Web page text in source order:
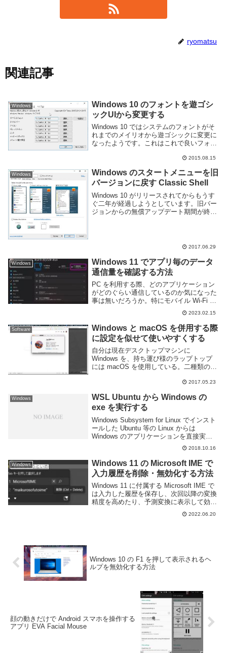
ryomatsu
関連記事
Windows
Windows 10 のフォントを遊ゴシ
ックUIから変更する
Windows 10 ではシステムのフォントがそ
れまでのメイリオから遊ゴシックに変更に
なったようです。これはこれで良いフォン
ちょっと汚かったり、ひらがなカタカナの
描画があまり好きでは無いのでメイリオに
戻...
2015.08.15
Windows
Windows のスタートメニューを旧
バージョンに戻す Classic Shell
Windows 10 がリリースされてからもうす
ぐ二年が経過しようとしています。旧バー
ジョンからの無償アップデート期間が終了
2017.06.29
Windows
Windows 11 でアプリ毎のデータ
通信量を確認する方法
PC を利用する際、どのアプリケーション
がどのぐらい通信しているのか気になった
事は無いだろうか。特にモバイル Wi-Fi ル
ーターやテザリングのように通信量に制限
のある環境ではどのぐらい通信を行ってい
るかは把握しておいたほうが良い。Wind...
2023.02.15
Software
Windows と macOS を併用する際
に設定を似せて使いやすくする
自分は現在デスクトップマシンに
Windows を、持ち運び様のラップトップ
には macOS を使用している。二種類の
く寄せると混乱無く利用でき楽ではない
にどの...
2017.05.23
Windows
WSL Ubuntu から Windows の
exe を実行する
Windows Subsystem for Linux でインスト
ールした Ubuntu 等の Linux からは
Windows のアプリケーションを直接実行
する事ができる。例えばメモ帳を実行した
ければ以下のように notepad.exe...
2018.10.16
Windows
Windows 11 の Microsoft IME で
入力履歴を削除・無効化する方法
Windows 11 に付属する Microsoft IME で
は入力した履歴を保存し、次回以降の変換
精度を高めたり、予測変換に表示して効率
よく変換する事が可能となっている。しか
し、間違えて入力したものもそのまま表示
2022.06.20
Windows 10 の F1 を押して表示されるヘ
ルプを無効化する方法
顔の動きだけで Android スマホを操作する
アプリ EVA Facial Mouse